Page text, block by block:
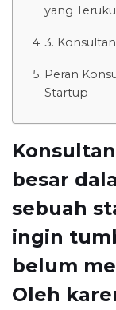
yang
3.
Peran
Startup
besar
sebuah
ingin
belum
Oleh